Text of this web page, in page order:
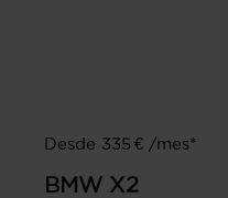
Desde 335 € /mes*
BMW X2